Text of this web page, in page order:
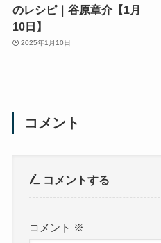
のレシピ｜谷原章介【1月
10日】
2025年1月10日
コメント
コメントする
コメント ※